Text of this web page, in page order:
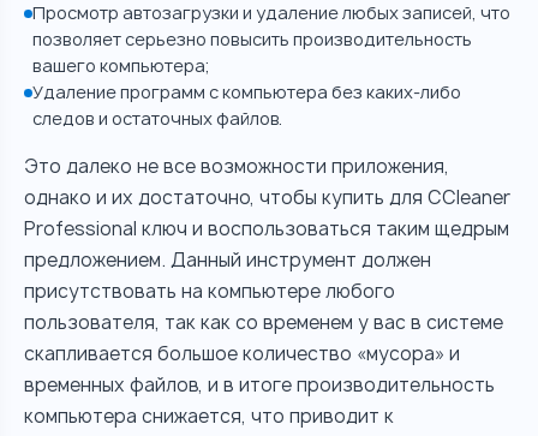
Просмотр автозагрузки и удаление любых записей, что
позволяет серьезно повысить производительность
вашего компьютера;
Удаление программ с компьютера без каких-либо
следов и остаточных файлов.
Это далеко не все возможности приложения,
однако и их достаточно, чтобы купить для CCleaner
Professional ключ и воспользоваться таким щедрым
предложением. Данный инструмент должен
присутствовать на компьютере любого
пользователя, так как со временем у вас в системе
скапливается большое количество «мусора» и
временных файлов, и в итоге производительность
компьютера снижается, что приводит к